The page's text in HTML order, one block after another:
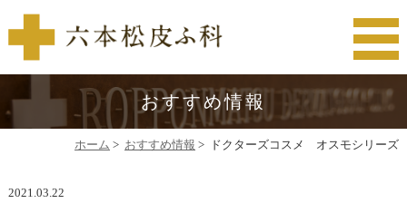
おすすめ情報
ホーム > おすすめ情報 > ドクターズコスメ オスモシリーズ
2021.03.22